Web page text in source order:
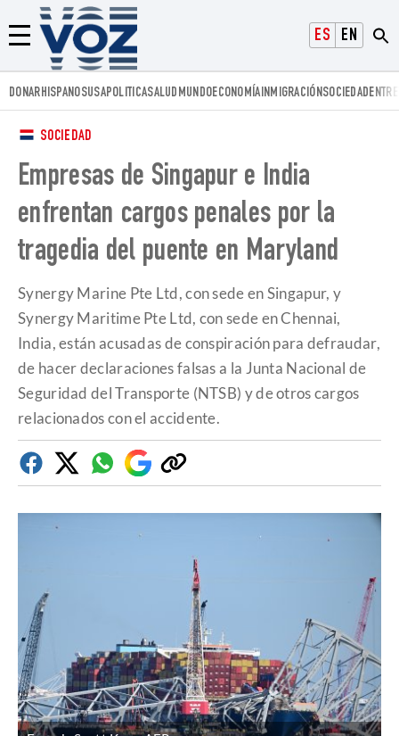
ESPAÑOLENGLISH
Menú
Voz.us
DONARHISPANOSUSAPOLITICASALUD MUNDOECONOMÍAINMIGRACIÓNSOCIEDAD
SOCIEDAD
Empresas de Singapur e India
enfrentan cargos penales por la
tragedia del puente en Maryland
Synergy Marine Pte Ltd, con sede en Singapur, y
Synergy Maritime Pte Ltd, con sede en Chennai,
India, están acusadas de conspiración para defraudar,
de hacer declaraciones falsas a la Junta Nacional de
Seguridad del Transporte (NTSB) y de otros cargos
relacionados con el accidente.
FacebookTwitterWhatsapp
Google
Discover
Copiar
enlace